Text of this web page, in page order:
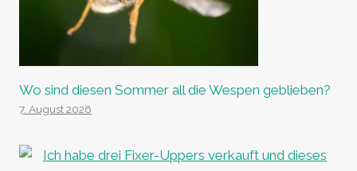
Wo sind diesen Sommer all die Wespen geblieben?
7. August 2026